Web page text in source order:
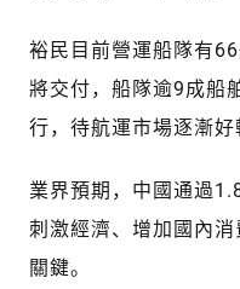
裕民目前營運船隊有
將交付，船隊逾9成船
行，待航運市場逐漸好
業界預期，中國通過
刺激經濟、增加國內
關鍵。